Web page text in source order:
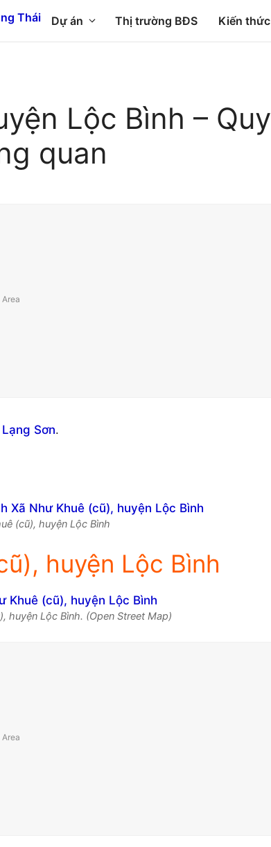
Dự án Thị trường BĐS Kiến thức
Lộc Bình – Quy
quan
Sơn.
(cũ), huyện Lộc Bình
huyện Lộc Bình
huyện Lộc Bình. (Open Street Map)